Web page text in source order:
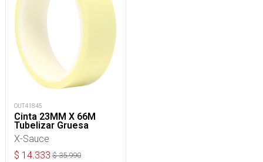
OUT41845
Cinta 23MM X 66M
Tubelizar Gruesa
X-Sauce
$ 14.333 $35.990